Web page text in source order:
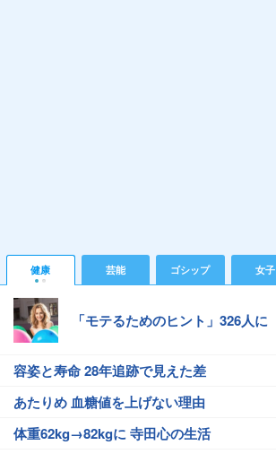
健康 芸能 ゴシップ 女子
「モテるためのヒント」326人に
容姿と寿命 28年追跡で見えた差
あたりめ 血糖値を上げない理由
体重62kg→82kgに 寺田心の生活